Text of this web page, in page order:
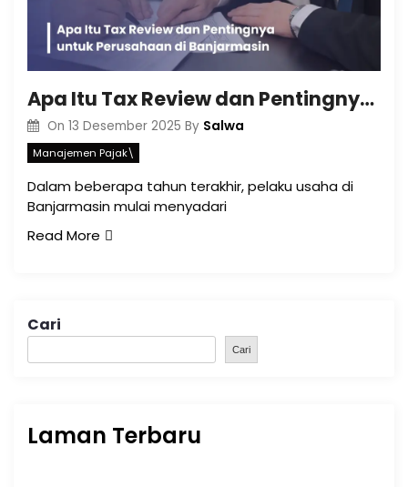
Apa Itu Tax Review dan Pentingnya untuk Perusahaan di Banjarmasin
On 13 Desember 2025 By Salwa
Manajemen Pajak\
Dalam beberapa tahun terakhir, pelaku usaha di
Banjarmasin mulai menyadari
Read More
Cari
Cari
Laman Terbaru